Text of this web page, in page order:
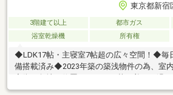
東京都新宿
3階建て以上 都市ガス
浴室乾燥機
所有権
◆LDK17帖・主寝室7帖超の広々空間！◆毎
備搭載済み◆2023年築の築浅物件の為、室
宅街の角地に位置しており、落ち着いて過
保」駅徒歩10分につき、利便性の高い立地